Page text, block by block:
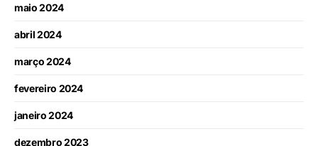
maio 2024
abril 2024
março 2024
fevereiro 2024
janeiro 2024
dezembro 2023